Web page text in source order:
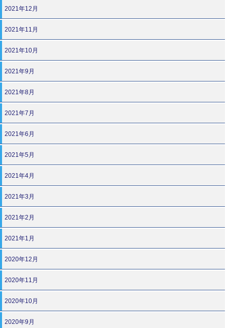
2021年12月
2021年11月
2021年10月
2021年9月
2021年8月
2021年7月
2021年6月
2021年5月
2021年4月
2021年3月
2021年2月
2021年1月
2020年12月
2020年11月
2020年10月
2020年9月